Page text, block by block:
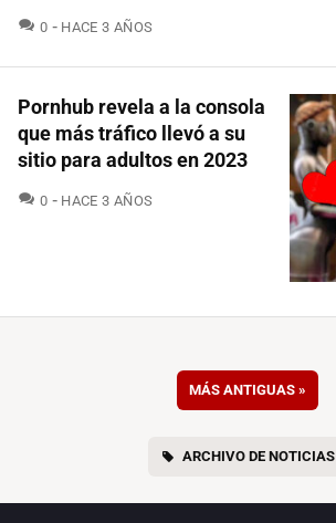
0 COMENTARIOS
HACE 3 AÑOS
Pornhub revela a la consola
que más tráfico llevó a su
sitio para adultos en 2023
0 COMENTARIOS
HACE 3 AÑOS
MÁS ANTIGUAS »
ARCHIVO DE NOTICIAS